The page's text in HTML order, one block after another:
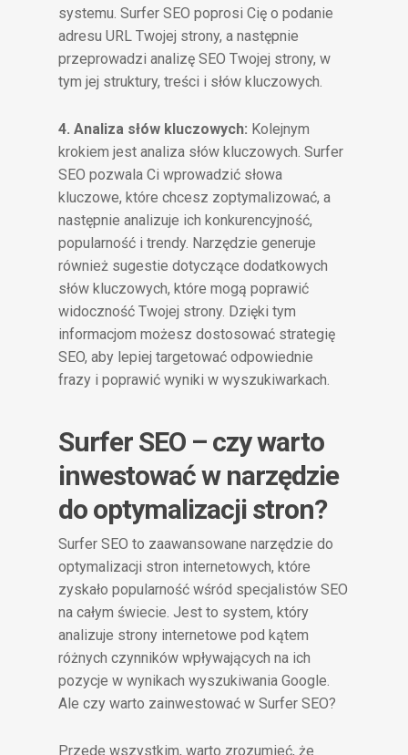
systemu. Surfer SEO poprosi Cię o podanie
adresu URL Twojej strony, a następnie
przeprowadzi analizę SEO Twojej strony, w
tym jej struktury, treści i słów kluczowych.
4. Analiza słów kluczowych: Kolejnym
krokiem jest analiza słów kluczowych. Surfer
SEO pozwala Ci wprowadzić słowa
kluczowe, które chcesz zoptymalizować, a
następnie analizuje ich konkurencyjność,
popularność i trendy. Narzędzie generuje
również sugestie dotyczące dodatkowych
słów kluczowych, które mogą poprawić
widoczność Twojej strony. Dzięki tym
informacjom możesz dostosować strategię
SEO, aby lepiej targetować odpowiednie
frazy i poprawić wyniki w wyszukiwarkach.
Surfer SEO – czy warto
inwestować w narzędzie
do optymalizacji stron?
Surfer SEO to zaawansowane narzędzie do
optymalizacji stron internetowych, które
zyskało popularność wśród specjalistów SEO
na całym świecie. Jest to system, który
analizuje strony internetowe pod kątem
różnych czynników wpływających na ich
pozycje w wynikach wyszukiwania Google.
Ale czy warto zainwestować w Surfer SEO?
Przede wszystkim, warto zrozumieć, że